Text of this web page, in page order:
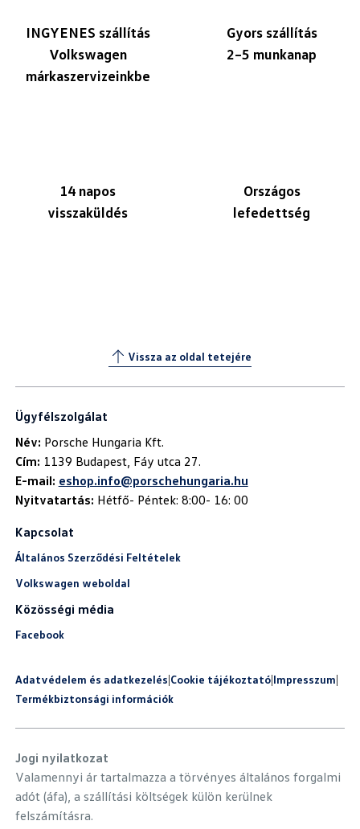
INGYENES szállítás
Volkswagen
márkaszervizeinkbe
Gyors szállítás
2–5 munkanap
14 napos
visszaküldés
Országos
lefedettség
Vissza az oldal tetejére
Ügyfélszolgálat
Név:
Cím:
E-mail: eshop.info@porschehungaria.hu
Nyitvatartás: Hétfő- Péntek: 8:00- 16: 00
Kapcsolat
Általános Szerződési Feltételek
Volkswagen weboldal
Közösségi média
Facebook
Adatvédelem és adatkezelés|Cookie tájékoztató|Impresszum|
Termékbiztonsági információk
Jogi nyilatkozat
Valamennyi ár tartalmazza a törvényes általános forgalmi
adót (áfa), a szállítási költségek külön kerülnek
felszámításra.